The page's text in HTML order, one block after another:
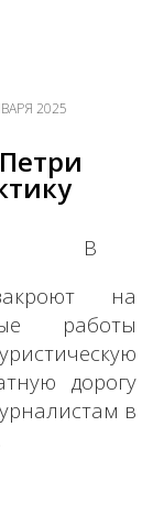
2025
В
на
работы
дорогу
в